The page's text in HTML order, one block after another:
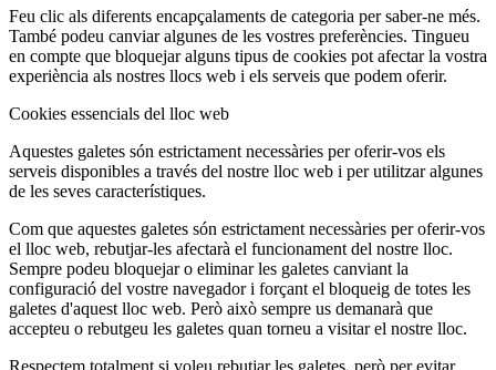
Feu clic als diferents encapçalaments de categoria per saber-ne més.
També podeu canviar algunes de les vostres preferències. Tingueu
en compte que bloquejar alguns tipus de cookies pot afectar la vostra
experiència als nostres llocs web i els serveis que podem oferir.
Cookies essencials del lloc web
Aquestes galetes són estrictament necessàries per oferir-vos els
serveis disponibles a través del nostre lloc web i per utilitzar algunes
de les seves característiques.
Com que aquestes galetes són estrictament necessàries per oferir-vos
el lloc web, rebutjar-les afectarà el funcionament del nostre lloc.
Sempre podeu bloquejar o eliminar les galetes canviant la
configuració del vostre navegador i forçant el bloqueig de totes les
galetes d'aquest lloc web. Però això sempre us demanarà que
accepteu o rebutgeu les galetes quan torneu a visitar el nostre lloc.